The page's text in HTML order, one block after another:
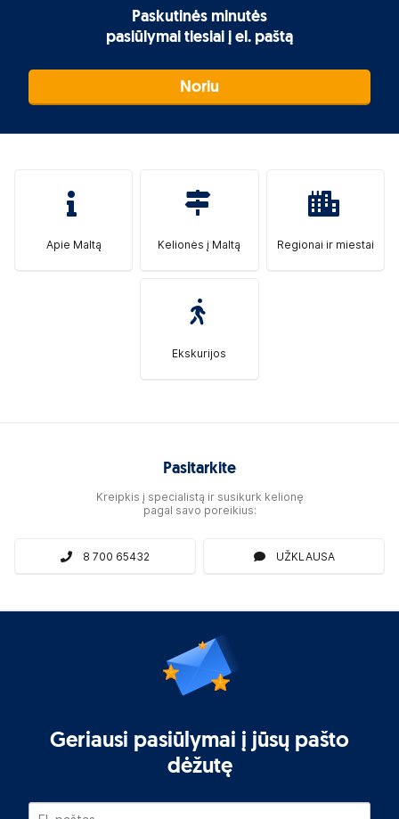
Paskutinės minutės
pasiūlymai tiesiai į el. paštą
Noriu
Apie Maltą Kelionės į Maltą Regionai ir miestai
Ekskurijos
Pasitarkite
Kreipkis į specialistą ir susikurk kelionę
pagal savo poreikius:
8 700 65432 UŽKLAUSA
Geriausi pasiūlymai į jūsų pašto
dėžutę